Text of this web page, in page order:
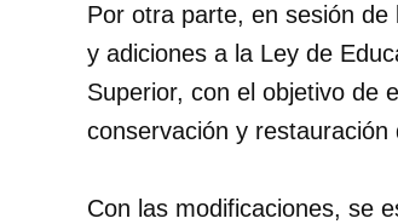
Por otra parte, en sesión
y adiciones a la Ley de
Superior, con el objetivo de
conservación y restauración
Con las modificaciones, se